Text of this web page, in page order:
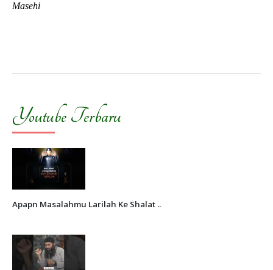
Masehi
Youtube Terbaru
Apapn Masalahmu Larilah Ke Shalat ..